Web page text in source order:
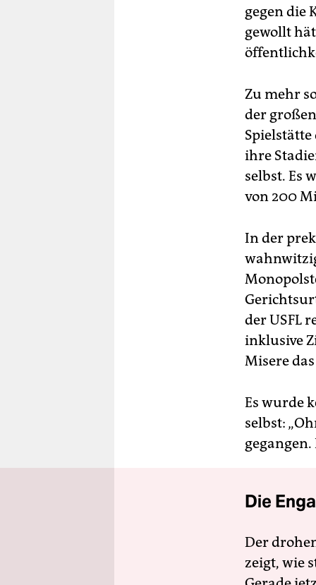
gegen die
gewollt
Zu mehr
der
ihre
selbst. Es
von 200
In der
der USFL
inklusive
Misere
Es wurde
selbst:
gegangen.
Die
Der
zeigt, wie